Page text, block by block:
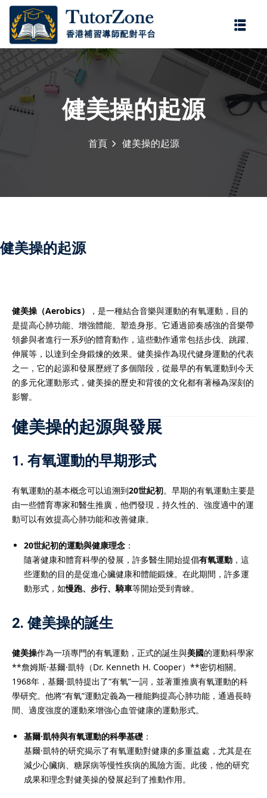
健美操的起源
首頁 健美操的起源
健美操的起源
健美操（Aerobics）
，是一種結合音樂與運動的有氧運動，目的
是提高心肺功能、增強體能、塑造身形。它通過節奏感強的音樂帶
領參與者進行一系列的體育動作，這些動作通常包括步伐、跳躍、
伸展等，以達到全身鍛煉的效果。健美操作為現代健身運動的代表
之一，它的起源和發展歷經了多個階段，從最早的有氧運動到今天
的多元化運動形式，健美操的歷史和背後的文化都有著極為深刻的
影響。
健美操的起源與發展
1. 有氧運動的早期形式
有氧運動的基本概念可以追溯到20世紀初。早期的有氧運動主要是
由一些體育專家和醫生推廣，他們發現，持久性的、強度適中的運
動可以有效提高心肺功能和改善健康。
20世紀初的運動與健康理念 ：
隨著健康和體育科學的發展，許多醫生開始提倡有氧運動 ，這
些運動的目的是促進心臟健康和體能鍛煉。在此期間，許多運
動形式，如慢跑、步行、騎車等開始受到青睞。
2.健美操的誕生
健美操作為一項專門的有氧運動，正式的誕生與美國的運動科學家
**詹姆斯·基爾·凱特（Dr. Kenneth H. Cooper）**密切相關。
1968年，基爾·凱特提出了“有氧”一詞，並著重推廣有氧運動的科
學研究。他將“有氧”運動定義為一種能夠提高心肺功能，通過長時
間、適度強度的運動來增強心血管健康的運動形式。
基爾·凱特與有氧運動的科學基礎 ：
基爾·凱特的研究揭示了有氧運動對健康的多重益處，尤其是在
減少心臟病、糖尿病等慢性疾病的風險方面。此後，他的研究
成果和理念對健美操的發展起到了推動作用。
登錄